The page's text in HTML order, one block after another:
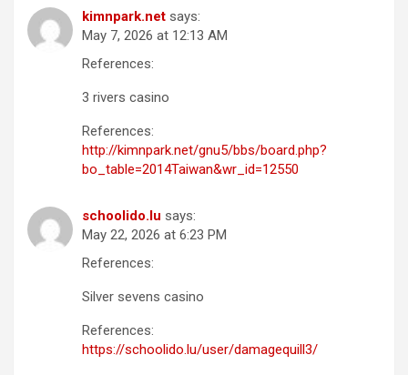
kimnpark.net says:
May 7, 2026 at 12:13 AM
References:
3 rivers casino
References:
http://kimnpark.net/gnu5/bbs/board.php?
bo_table=2014Taiwan&wr_id=12550
schoolido.lu says:
May 22, 2026 at 6:23 PM
References:
Silver sevens casino
References:
https://schoolido.lu/user/damagequill3/